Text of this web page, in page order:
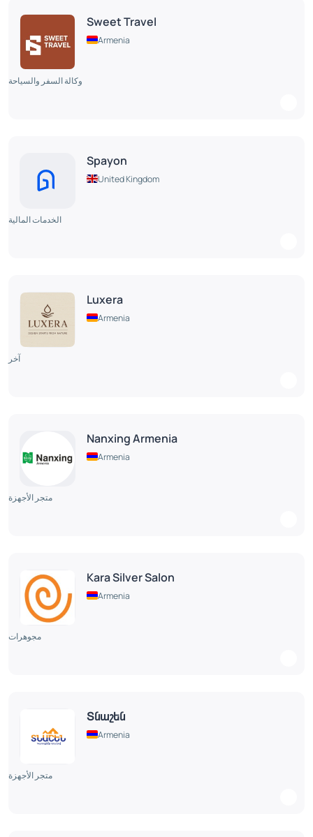
Sweet Travel
Armenia
وكالة السفر والسياحة
Spayon
United Kingdom
الخدمات المالية
Luxera
Armenia
آخر
Nanxing Armenia
Armenia
متجر الأجهزة
Kara Silver Salon
Armenia
مجوهرات
Տնաշեն
Armenia
متجر الأجهزة